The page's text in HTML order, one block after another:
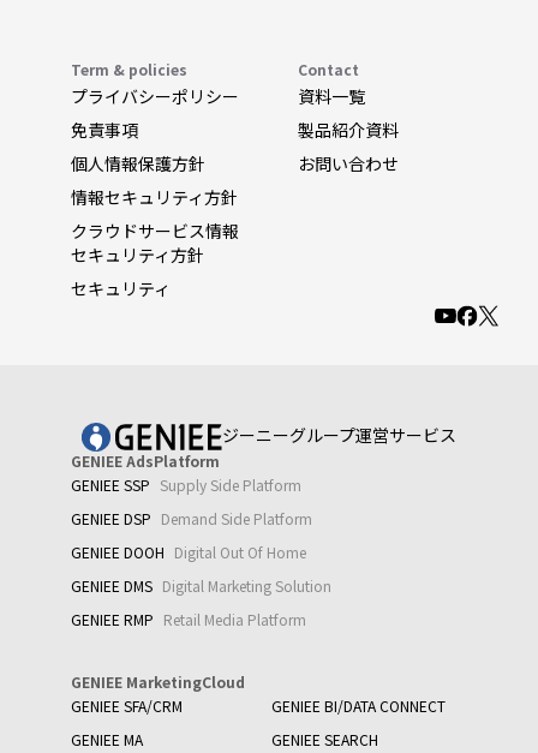
Term & policies
プライバシーポリシー
免責事項
個人情報保護方針
情報セキュリティ方針
クラウドサービス情報
セキュリティ方針
セキュリティ
Contact
資料一覧
製品紹介資料
お問い合わせ
ジーニーグループ運営サービス
GENIEE AdsPlatform
GENIEE SSP Supply Side Platform
GENIEE DSP Demand Side Platform
GENIEE DOOH Digital Out Of Home
GENIEE DMS Digital Marketing Solution
GENIEE RMP Retail Media Platform
GENIEE MarketingCloud
GENIEE SFA/CRM
GENIEE BI/DATA CONNECT
GENIEE MA
GENIEE SEARCH